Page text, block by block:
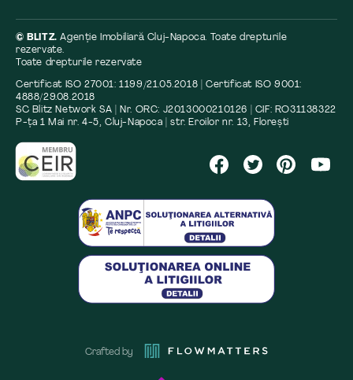
© BLITZ.Agenție Imobiliară Cluj-Napoca. Toate drepturile
rezervate.
Toate drepturile rezervate
Certificat ISO 27001: 1199/21.05.2018 | Certificat ISO 9001:
4888/29.08.2018
SC Blitz Network SA | Nr. ORC: J2013000210126 | CIF: RO31138322
P-ța 1 Mai nr. 4-5, Cluj-Napoca | str. Eroilor nr. 13, Florești
Crafted by